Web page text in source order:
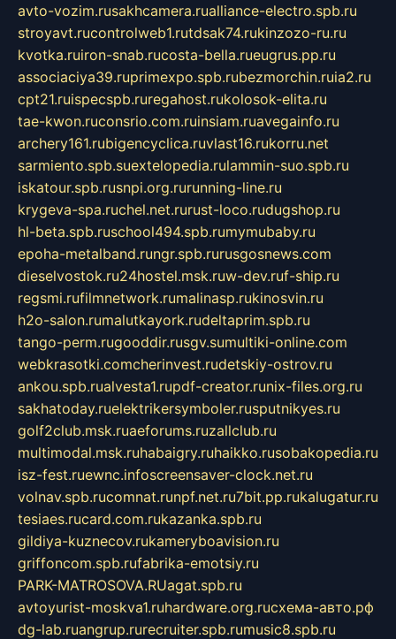
avto-vozim.rusakhcamera.rualliance-electro.spb.ru
stroyavt.rucontrolweb1.rutdsak74.rukinzozo-ru.ru
kvotka.ruiron-snab.rucosta-bella.rueugrus.pp.ru
associaciya39.ruprimexpo.spb.rubezmorchin.ruia2.ru
cpt21.ruispecspb.ruregahost.rukolosok-elita.ru
tae-kwon.ruconsrio.com.ruinsiam.ruavegainfo.ru
archery161.rubigencyclica.ruvlast16.rukorru.net
sarmiento.spb.suextelopedia.rulammin-suo.spb.ru
iskatour.spb.rusnpi.org.rurunning-line.ru
krygeva-spa.ruchel.net.rurust-loco.rudugshop.ru
hl-beta.spb.ruschool494.spb.rumymubaby.ru
epoha-metalband.rungr.spb.rurusgosnews.com
dieselvostok.ru24hostel.msk.ruw-dev.ruf-ship.ru
regsmi.rufilmnetwork.rumalinasp.rukinosvin.ru
h2o-salon.rumalutkayork.rudeltaprim.spb.ru
tango-perm.rugooddir.rusgv.sumultiki-online.com
webkrasotki.comcherinvest.rudetskiy-ostrov.ru
ankou.spb.rualvesta1.rupdf-creator.runix-files.org.ru
sakhatoday.ruelektrikersymboler.rusputnikyes.ru
golf2club.msk.ruaeforums.ruzallclub.ru
multimodal.msk.ruhabaigry.ruhaikko.rusobakopedia.ru
isz-fest.ruewnc.infoscreensaver-clock.net.ru
volnav.spb.rucomnat.runpf.net.ru7bit.pp.rukalugatur.ru
tesiaes.rucard.com.rukazanka.spb.ru
gildiya-kuznecov.rukameryboavision.ru
griffoncom.spb.rufabrika-emotsiy.ru
PARK-MATROSOVA.RUagat.spb.ru
avtoyurist-moskva1.ruhardware.org.ruсхема-авто.рф
dg-lab.ruangrup.rurecruiter.spb.rumusic8.spb.ru